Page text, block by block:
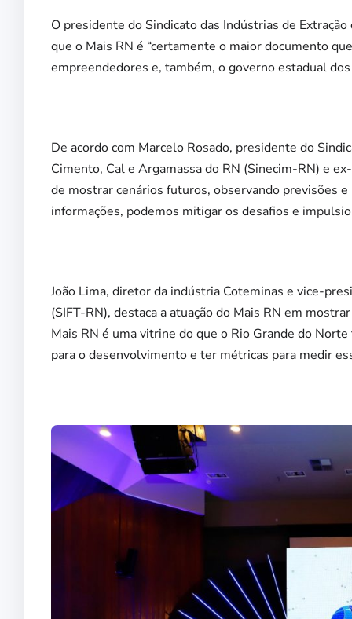
O presidente do Sindicato das Indústrias de
que o Mais RN é “certamente o maior documento
empreendedores e, também, o governo estadual
De acordo com Marcelo Rosado, presidente do
Cimento, Cal e Argamassa do RN (Sinecim-RN) e
de mostrar cenários futuros, observando previsões
informações, podemos mitigar os desafios e
João Lima, diretor da indústria Coteminas e vice-
(SIFT-RN), destaca a atuação do Mais RN em
Mais RN é uma vitrine do que o Rio Grande do
para o desenvolvimento e ter métricas para medir